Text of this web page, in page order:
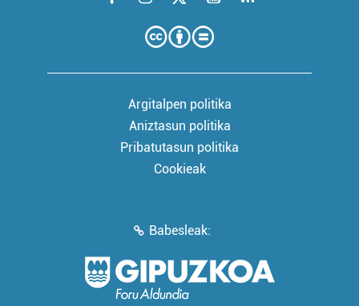
Argitalpen politika
Aniztasun politika
Pribatutasun politika
Cookieak
Babesleak: